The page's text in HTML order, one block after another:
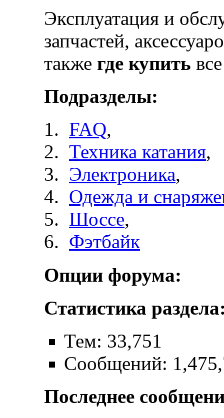
Эксплуатация и
запчастей,
также где купить
Подразделы:
FAQ,
Техника катания,
Электроника,
Одежда и
Шоссе,
Фэтбайк
Опции форума:
Статистика
Тем: 33,751
Сообщений:
Последнее